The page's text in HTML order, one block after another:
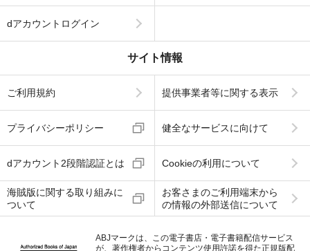
dアカウントログイン
サイト情報
ご利用規約 提供事業者等に関する表示
プライバシーポリシー 健全なサービスに向けて
dアカウント2段階認証とは Cookieの利用について
海賊版に関する取り組みに
ついて
お客さまのご利用端末から
の情報の外部送信について
ABJマークは、この電子書店・電子書籍配信サービス
が、著作権者からコンテンツ使用許諾を得た正規版配